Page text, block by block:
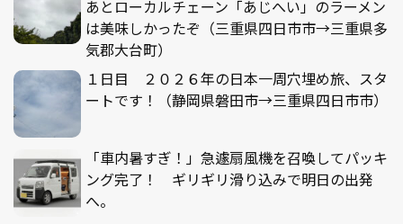
あとローカルチェーン「あじへい」のラーメン
は美味しかったぞ（三重県四日市市→三重県多
気郡大台町）
１日目 ２０２６年の日本一周穴埋め旅、スタ
ートです！（静岡県磐田市→三重県四日市市）
「車内暑すぎ！」急遽扇風機を召喚してパッキ
ング完了！ ギリギリ滑り込みで明日の出発
へ。